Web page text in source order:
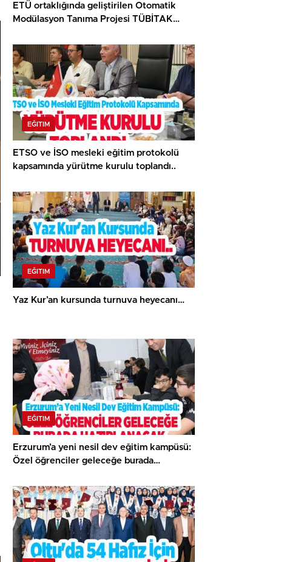
ETÜ ortaklığında geliştirilen Otomatik
Modülasyon Tanıma Projesi TÜBİTAK
EĞITIM
ETSO ve İSO mesleki eğitim protokolü
kapsamında yürütme kurulu toplandı..
EĞITIM
Yaz Kur’an kursunda turnuva heyecanı…
EĞITIM
Erzurum’a yeni nesil dev eğitim kampüsü:
Özel öğrenciler geleceğe burada